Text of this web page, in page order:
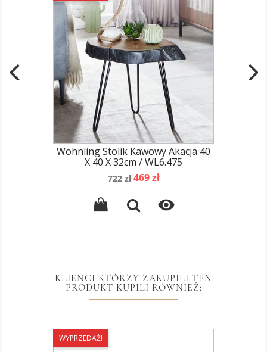
Wohnling Stolik Kawowy Akacja 40
X 40 X 32cm / WL6.475
Cena
722 zł Cena
469 zł

KLIENCI KTÓRZY ZAKUPILI TEN
PRODUKT KUPILI RÓWNIEŻ:
WYPRZEDAŻ!